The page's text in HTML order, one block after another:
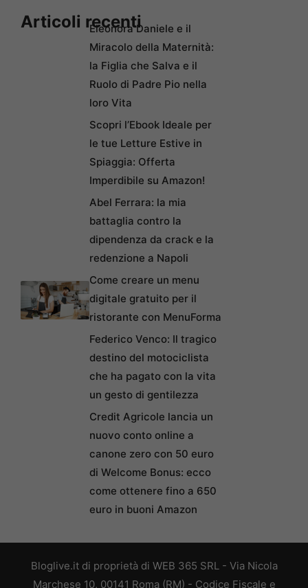
Articoli recentiEleonora Daniele e il
Miracolo della Maternità:
la Figlia che Salva e il
Ruolo di Padre Pio nella
loro Vita
Scopri l’Ebook Ideale per
le tue Letture Estive in
Spiaggia: Offerta
Imperdibile su Amazon!
Abel Ferrara: la mia
battaglia contro la
dipendenza da crack e la
redenzione a Napoli
Come creare un menu
digitale gratuito per il
ristorante con MenuForma
Federico Venco: Il tragico
destino del motociclista
che ha pagato con la vita
un gesto di gentilezza
Credit Agricole lancia un
nuovo conto online a
canone zero con 50 euro
di Welcome Bonus: ecco
come ottenere fino a 650
euro in buoni Amazon
Bloglive.it di proprietà di WEB 365 SRL - Via Nicola
Marchese 10, 00141 Roma (RM) - Codice Fiscale e